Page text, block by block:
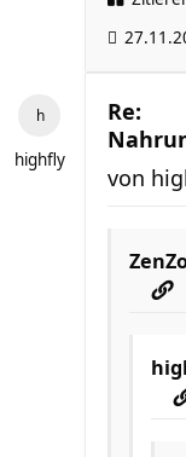
highfly
Re:
von